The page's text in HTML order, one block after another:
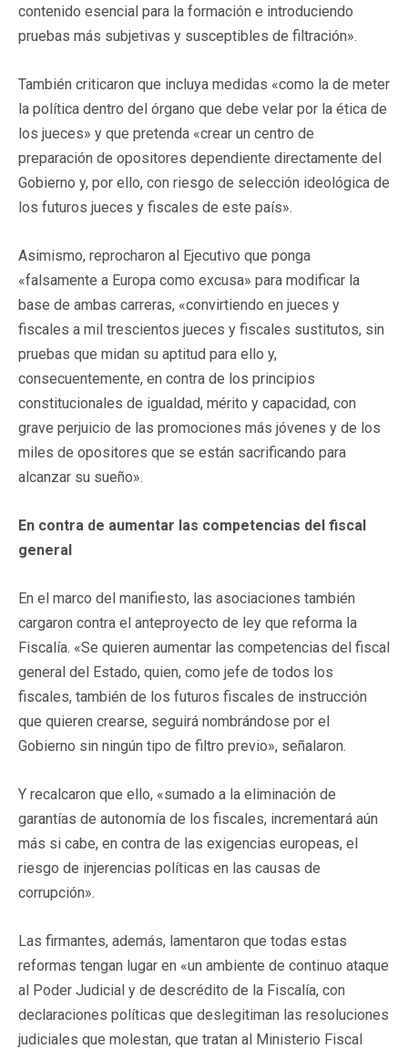
contenido esencial para la formación e introduciendo
pruebas más subjetivas y susceptibles de filtración».
También criticaron que incluya medidas «como la de meter
la política dentro del órgano que debe velar por la ética de
los jueces» y que pretenda «crear un centro de
preparación de opositores dependiente directamente del
Gobierno y, por ello, con riesgo de selección ideológica de
los futuros jueces y fiscales de este país».
Asimismo, reprocharon al Ejecutivo que ponga
«falsamente a Europa como excusa» para modificar la
base de ambas carreras, «convirtiendo en jueces y
fiscales a mil trescientos jueces y fiscales sustitutos, sin
pruebas que midan su aptitud para ello y,
consecuentemente, en contra de los principios
constitucionales de igualdad, mérito y capacidad, con
grave perjuicio de las promociones más jóvenes y de los
miles de opositores que se están sacrificando para
alcanzar su sueño».
En contra de aumentar las competencias del fiscal
general
En el marco del manifiesto, las asociaciones también
cargaron contra el anteproyecto de ley que reforma la
Fiscalía. «Se quieren aumentar las competencias del fiscal
general del Estado, quien, como jefe de todos los
fiscales, también de los futuros fiscales de instrucción
que quieren crearse, seguirá nombrándose por el
Gobierno sin ningún tipo de filtro previo», señalaron.
Y recalcaron que ello, «sumado a la eliminación de
garantías de autonomía de los fiscales, incrementará aún
más si cabe, en contra de las exigencias europeas, el
riesgo de injerencias políticas en las causas de
corrupción».
Las firmantes, además, lamentaron que todas estas
reformas tengan lugar en «un ambiente de continuo ataque
al Poder Judicial y de descrédito de la Fiscalía, con
declaraciones políticas que deslegitiman las resoluciones
judiciales que molestan, que tratan al Ministerio Fiscal